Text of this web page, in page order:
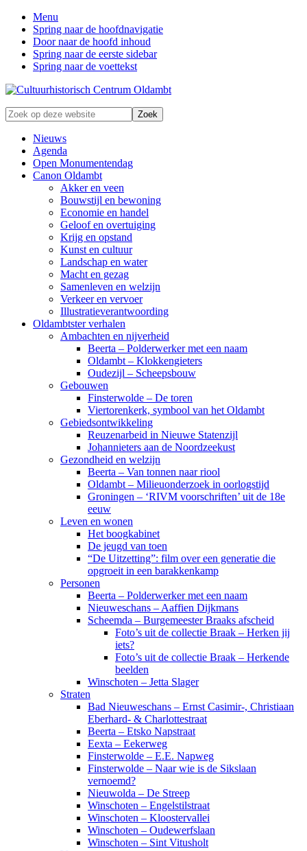
Menu
Spring naar de hoofdnavigatie
Door naar de hoofd inhoud
Spring naar de eerste sidebar
Spring naar de voettekst
Zonder
verleden
geen
toekomst
Zoek
op
deze
website
Nieuws
Agenda
Open Monumentendag
Canon Oldambt
Akker en veen
Bouwstijl en bewoning
Economie en handel
Geloof en overtuiging
Krijg en opstand
Kunst en cultuur
Landschap en water
Macht en gezag
Samenleven en welzijn
Verkeer en vervoer
Illustratieverantwoording
Oldambtster verhalen
Ambachten en nijverheid
Beerta – Polderwerker met een naam
Oldambt – Klokkengieters
Oudezijl – Scheepsbouw
Gebouwen
Finsterwolde – De toren
Viertorenkerk, symbool van het Oldambt
Gebiedsontwikkeling
Reuzenarbeid in Nieuwe Statenzijl
Johannieters aan de Noordzeekust
Gezondheid en welzijn
Beerta – Van tonnen naar riool
Oldambt – Milieuonderzoek in oorlogstijd
Groningen – ‘RIVM voorschriften’ uit de 18e
eeuw
Leven en wonen
Het boogkabinet
De jeugd van toen
“De Uitzetting”: film over een generatie die
opgroeit in een barakkenkamp
Personen
Beerta – Polderwerker met een naam
Nieuweschans – Aaffien Dijkmans
Scheemda – Burgemeester Braaks afscheid
Foto’s uit de collectie Braak – Herken jij
iets?
Foto’s uit de collectie Braak – Herkende
beelden
Winschoten – Jetta Slager
Straten
Bad Nieuweschans – Ernst Casimir-, Christiaan
Eberhard- & Charlottestraat
Beerta – Etsko Napstraat
Eexta – Eekerweg
Finsterwolde – E.E. Napweg
Finsterwolde – Naar wie is de Sikslaan
vernoemd?
Nieuwolda – De Streep
Winschoten – Engelstilstraat
Winschoten – Kloostervallei
Winschoten – Oudewerfslaan
Winschoten – Sint Vitusholt